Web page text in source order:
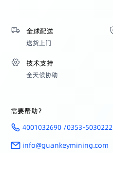
全球配送
送货上门
技术支持
全天候协助
需要帮助？
4001032690 /0353-5030222
info@guankeymining.com